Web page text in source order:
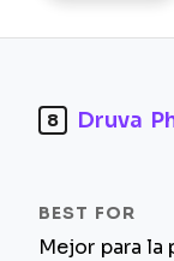
8 Druva
Mejor para